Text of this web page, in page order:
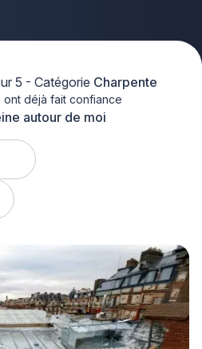
autour de moi
5 - Catégorie Charpente
ont déjà fait confiance